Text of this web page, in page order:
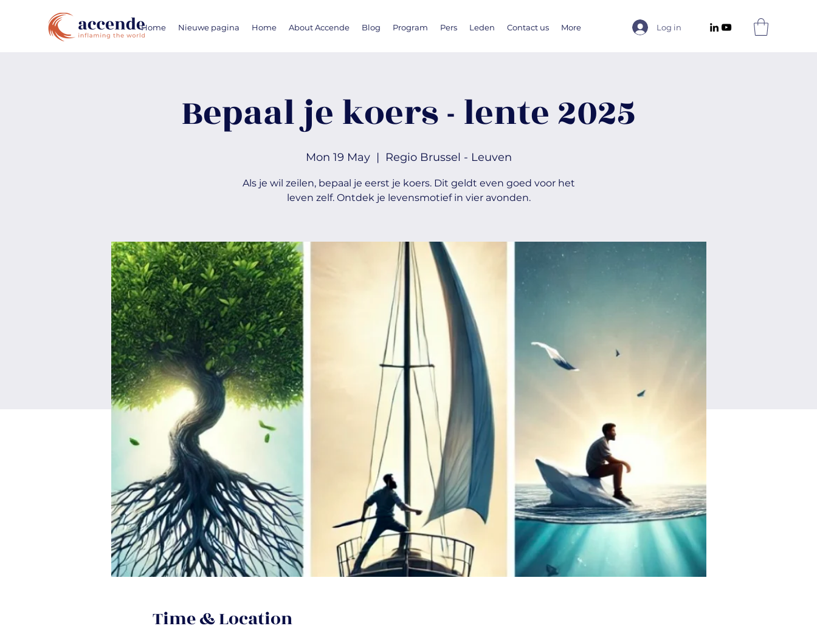
Home Nieuwe pagina Home About Accende Blog Program Pers Leden Contact us More Log in
Bepaal je koers - lente 2025
Mon 19 May
  |
Regio Brussel - Leuven
Als je wil zeilen, bepaal je eerst je koers. Dit geldt even goed voor het
leven zelf. Ontdek je levensmotief in vier avonden.
Time & Location